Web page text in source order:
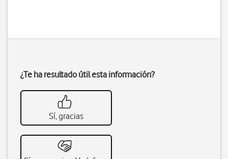
¿Te ha resultado útil esta información?
Sí, gracias